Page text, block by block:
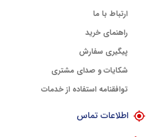
ارتباط با ما
راهنمای خرید
پیگیری سفارش
شکایات و صدای مشتری
توافقنامه استفاده از خدمات
اطلاعات تماس